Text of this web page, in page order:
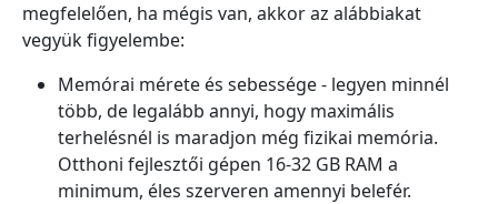
megfelelően, ha mégis van, akkor az alábbiakat
vegyük figyelembe:
Memórai mérete és sebessége - legyen minnél
több, de legalább annyi, hogy maximális
terhelésnél is maradjon még fizikai memória.
Otthoni fejlesztői gépen 16-32 GB RAM a
minimum, éles szerveren amennyi belefér.